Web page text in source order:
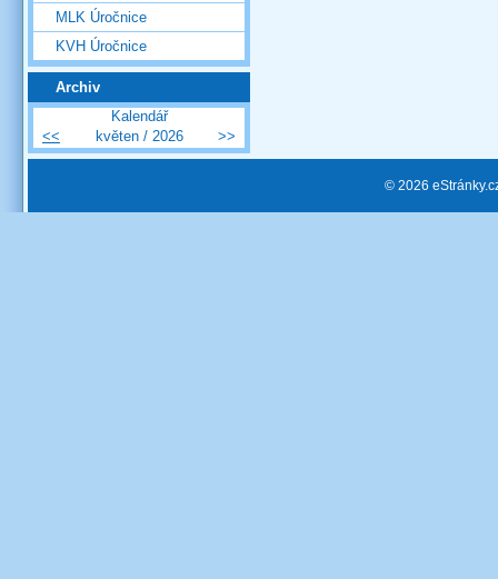
MLK Úročnice
KVH Úročnice
Archiv
Kalendář
<<
květen / 2026 >>
© 2026